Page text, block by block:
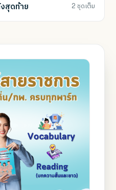
สุดท้าย 2 ชุดเต็ม